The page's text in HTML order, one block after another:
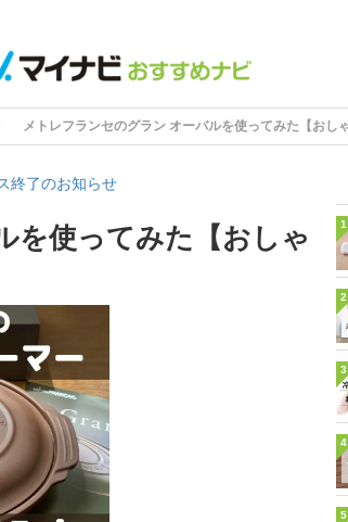
メトレフランセのグラン オーバルを使ってみた【おし
終了のお知らせ
を使ってみた【おしゃ
1
2
3
4
5